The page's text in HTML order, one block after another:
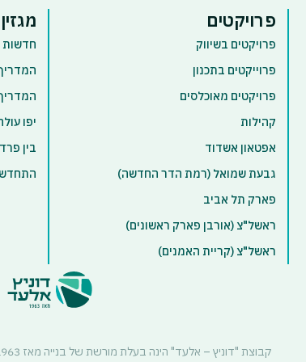
פרויקטים
פרויקטים בשיווק
פרוייקטים בתכנון
פרויקטים מאוכלסים
קהילות
אפטאון אשדוד
גבעת שמואל (רמת הדר החדשה)
פארק תל אביב
ראשל"צ (אורבן פארק ראשונים)
ראשל"צ (קריית האמנים)
חדשות
יפו
בין